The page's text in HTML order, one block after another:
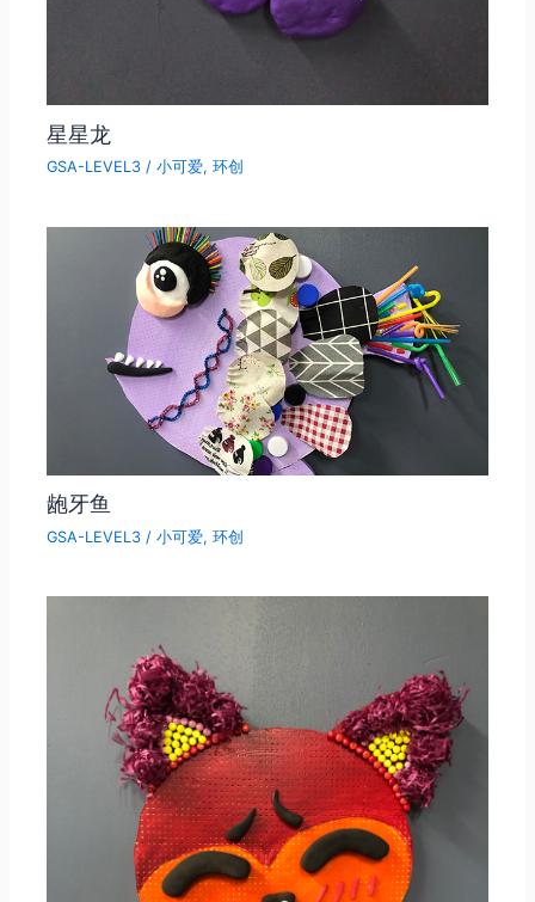
星星龙
GSA-LEVEL3 /小可爱,环创
龅牙鱼
GSA-LEVEL3 /小可爱,环创